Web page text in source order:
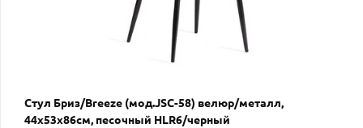
Стул Бриз/Breeze (мод.JSC-58) велюр/металл,
44х53х86см, песочный HLR6/черный